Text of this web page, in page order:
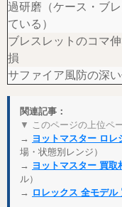
過研磨（ケース・ブ
ている）
ブレスレットのコマ
損
サファイア風防の深
関連記事：
▼ このページの上位ペ
→ ヨットマスター ロレ
場・状態別レンジ）
→ ヨットマスター 買取
ル）
→ ロレックス 全モデル